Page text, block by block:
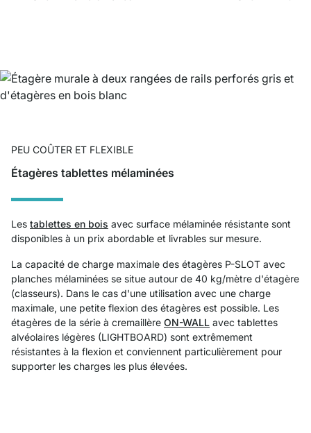
PEU COÛTER ET FLEXIBLE
Étagères tablettes mélaminées
Les tablettes en bois avec surface mélaminée résistante sont
disponibles à un prix abordable et livrables sur mesure.
La capacité de charge maximale des étagères P-SLOT avec
planches mélaminées se situe autour de 40 kg/mètre d'étagère
(classeurs). Dans le cas d'une utilisation avec une charge
maximale, une petite flexion des étagères est possible. Les
étagères de la série à cremaillère ON-WALL avec tablettes
alvéolaires légères (LIGHTBOARD) sont extrêmement
résistantes à la flexion et conviennent particulièrement pour
supporter les charges les plus élevées.